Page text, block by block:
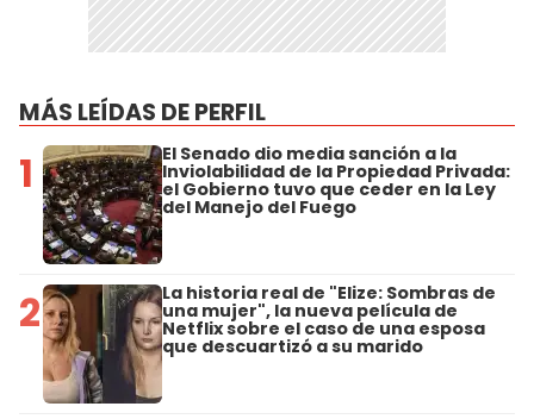
MÁS LEÍDAS DE PERFIL
1 El Senado dio media sanción a la
Inviolabilidad de la Propiedad Privada:
el Gobierno tuvo que ceder en la Ley
del Manejo del Fuego
2 La historia real de "Elize: Sombras de
una mujer", la nueva película de
Netflix sobre el caso de una esposa
que descuartizó a su marido